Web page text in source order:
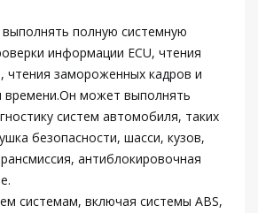
полную системную
информации ECU, чтения
чтения замороженных кадров и
времени.Он может выполнять
систем автомобиля, таких
безопасности, шасси, кузов,
антиблокировочная
системам, включая системы ABS,